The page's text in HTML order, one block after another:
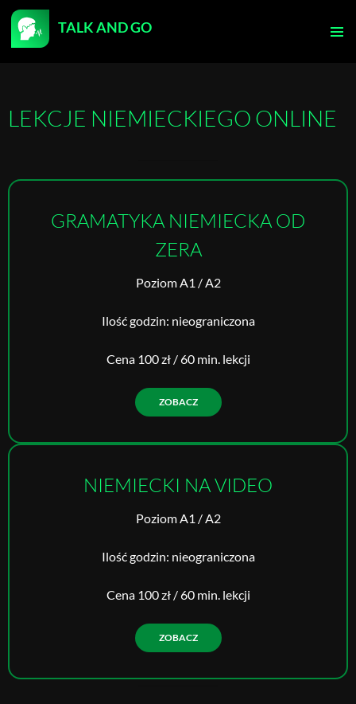
TALK AND GO
PRZEJDŹ
DO
LEKCJE NIEMIECKIEGO ONLINE
GRAMATYKA NIEMIECKA OD
ZERA
Poziom A1 / A2
Ilość godzin: nieograniczona
Cena 100 zł / 60 min. lekcji
ZOBACZ
NIEMIECKI NA VIDEO
Poziom A1 / A2
Ilość godzin: nieograniczona
Cena 100 zł / 60 min. lekcji
ZOBACZ